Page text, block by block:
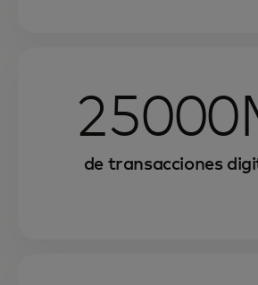
de transacciones